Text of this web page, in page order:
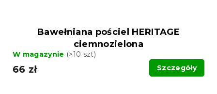
Bawełniana pościel HERITAGE
ciemnozielona
W magazynie (>10 szt)
66 zł Szczegóły